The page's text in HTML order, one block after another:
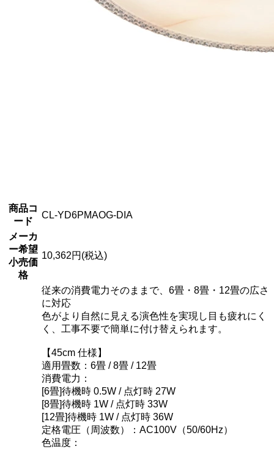
商品コ
ード
CL-YD6PMAOG-DIA
メーカ
ー希望
小売価
格
10,362円(税込)
従来の消費電力そのままで、6畳・8畳・12畳の広さ
に対応
色がより自然に見える演色性を実現し目も疲れにく
く、工事不要で簡単に付け替えられます。
【45cm 仕様】
適用畳数：6畳 / 8畳 / 12畳
消費電力：
[6畳]待機時 0.5W / 点灯時 27W
[8畳]待機時 1W / 点灯時 33W
[12畳]待機時 1W / 点灯時 36W
定格電圧（周波数）：AC100V（50/60Hz）
色温度：